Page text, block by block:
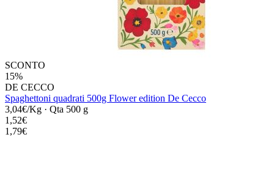
SCONTO
15%
DE CECCO
Spaghettoni quadrati 500g Flower edition De Cecco
3,04€/Kg · Qta 500 g
1,52€
1,79€